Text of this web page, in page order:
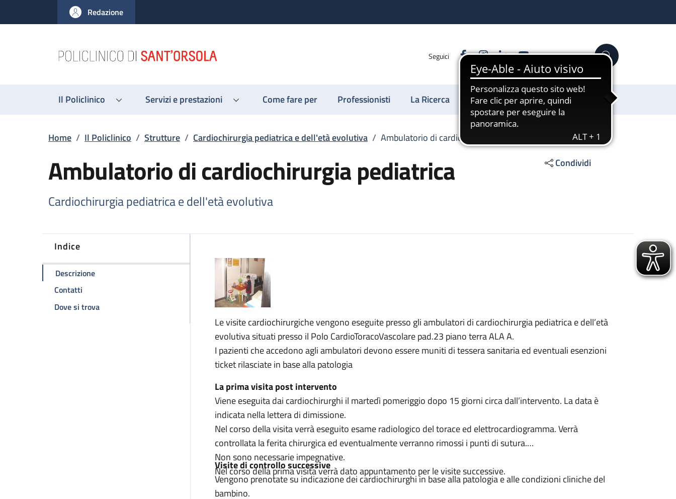
al contenuto principale
to footer content
Redazione
Seguici FacebookInstagram
LinkedinYouTube Cerca
Il Policlinico Servizi e prestazioni Come fare per Professionisti La Ricerca Sostienici
Briciole di pane
Home / Il Policlinico / Strutture / Cardiochirurgia pediatrica e dell'età evolutiva / Ambulatorio di cardiochirurgia pediatrica
Ambulatorio di cardiochirurgia pediatrica
Cardiochirurgia pediatrica e dell'età evolutiva
Condividi
Indice
Descrizionedella pagina Ambulatorio di cardiochirurgia pediatrica
Contatti della pagina Ambulatorio di cardiochirurgia pediatrica
Dove si trovadella pagina Ambulatorio di cardiochirurgia pediatrica
Descrizione
Le visite cardiochirurgiche vengono eseguite presso gli ambulatori di cardiochirurgia pediatrica e dell’età
evolutiva situati presso il Polo CardioToracoVascolare pad.23 piano terra ALA A.
I pazienti che accedono agli ambulatori devono essere muniti di tessera sanitaria ed eventuali esenzioni
ticket rilasciate in base alla patologia
La prima visita post intervento
Viene eseguita dai cardiochirurghi il martedì pomeriggio dopo 15 giorni circa dall’intervento. La data è
indicata nella lettera di dimissione.
Nel corso della visita verrà eseguito esame radiologico del torace ed elettrocardiogramma. Verrà
controllata la ferita chirurgica ed eventualmente verranno rimossi i punti di sutura.
Non sono necessarie impegnative.
Nel corso della prima visita verrà dato appuntamento per le visite successive.
Visite di controllo successive
Vengono prenotate su indicazione dei cardiochirurghi in base alla patologia e alle condizioni cliniche del
bambino.